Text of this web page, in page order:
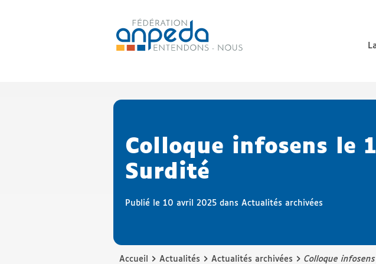
Colloque infosens le
Surdité
Publié le 10 avril 2025 dans Actualités archivées
Accueil › Actualités › Actualités archivées › Colloque